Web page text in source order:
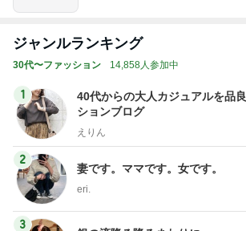
ジャンルランキング
30代〜ファッション 14,858人参加中
1
40代からの大人カジュアルを品
ションブログ
えりん
2
妻です。ママです。女です。
eri.
3